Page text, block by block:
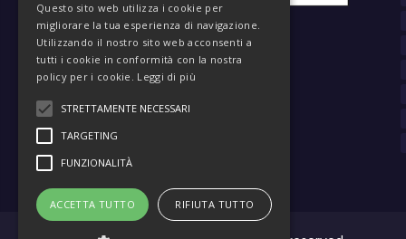
Questo sito web utilizza i cookie per
migliorare la tua esperienza di navigazione.
Utilizzando il nostro sito web acconsenti a
tutti i cookie in conformità con la nostra
policy per i cookie. Leggi di più
STRETTAMENTE NECESSARI
TARGETING
FUNZIONALITÀ
ACCETTA TUTTO RIFIUTA TUTTO